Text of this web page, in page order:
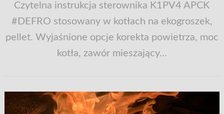
Czytelna instrukcja sterownika K1PV4 APCK
#DEFRO stosowany w kotłach na ekogroszek,
pellet. Wyjaśnione opcje korekta powietrza, moc
kotła, zawór mieszający...